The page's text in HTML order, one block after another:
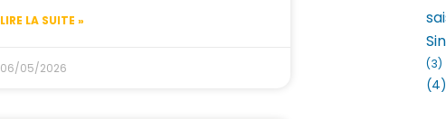
LIRE LA SUITE »
06/05/2026
(3)
(4)